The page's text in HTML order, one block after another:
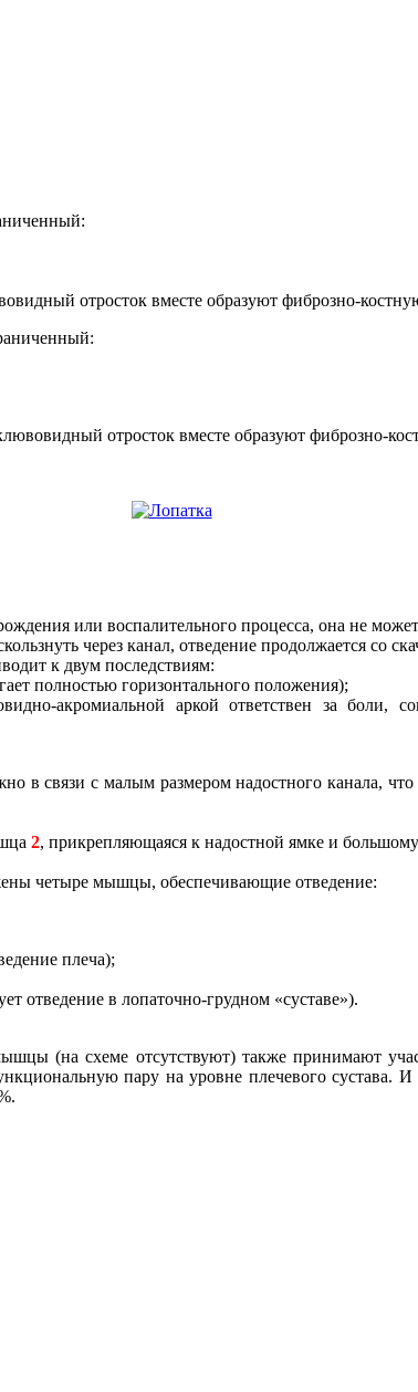
отросток вместе образуют фиброзно-
отросток вместе образуют фиброзно-
или воспалительного процесса, она не может
через канал, отведение продолжается со
к двум последствиям:
полностью горизонтального положения);
акромиальной аркой ответствен за боли,
в связи с малым размером надостного канала,
2, прикрепляющаяся к надостной ямке и
четыре мышцы, обеспечивающие отведение:
плеча);
отведение в лопаточно-грудном «суставе»).
(на схеме отсутствуют) также принимают
пару на уровне плечевого сустава.